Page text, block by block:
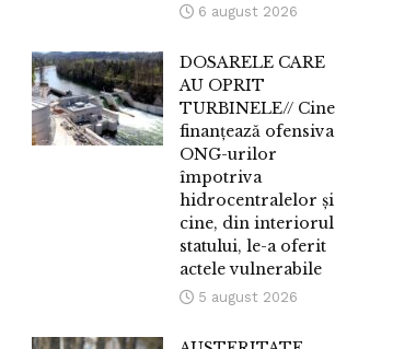
6 august 2026
DOSARELE CARE
AU OPRIT
TURBINELE// Cine
finanțează ofensiva
ONG-urilor
împotriva
hidrocentralelor și
cine, din interiorul
statului, le-a oferit
actele vulnerabile
5 august 2026